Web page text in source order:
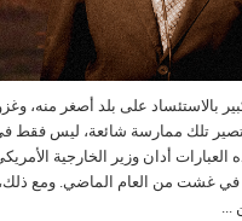
بالاستئساد على بلد أصغر منه،
تلك ممارسة شائعة، ليس فقط
العبارات أدان وزير الخارجية
في غشت من العام الماضي. ومع